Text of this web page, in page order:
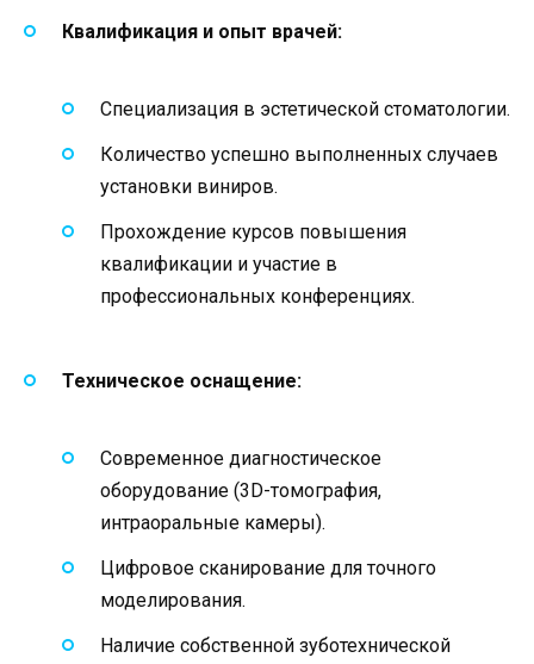
Квалификация и опыт врачей:
Специализация в эстетической стоматологии.
Количество успешно выполненных случаев
установки виниров.
Прохождение курсов повышения
квалификации и участие в
профессиональных конференциях.
Техническое оснащение:
Современное диагностическое
оборудование (3D-томография,
интраоральные камеры).
Цифровое сканирование для точного
моделирования.
Наличие собственной зуботехнической